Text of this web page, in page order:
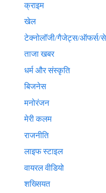
क्राइम
खेल
टेक्नाेलाॅजी/गैजेट्स/ऑफर्स/
ताजा खबर
धर्म और संस्कृति
बिजनेस
मनोरंजन
मेरी कलम
राजनीति
लाइफ स्टाइल
वायरल वीडियो
शख्सियत